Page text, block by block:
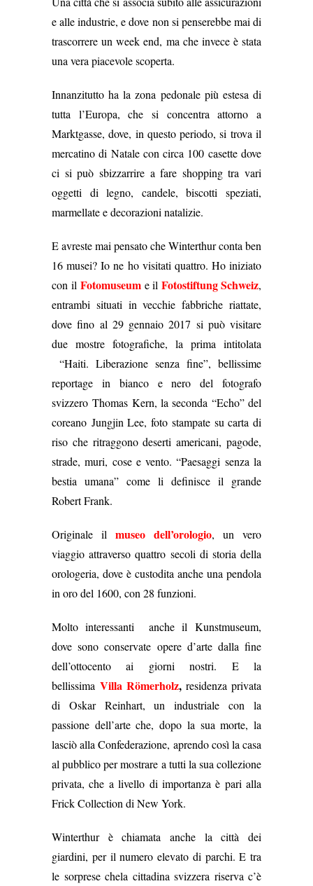
e alle industrie, e dove non si penserebbe mai di
trascorrere un week end, ma che invece è stata
una vera piacevole scoperta.
Innanzitutto ha la zona pedonale più estesa di
tutta l’Europa, che si concentra attorno a
Marktgasse, dove, in questo periodo, si trova il
mercatino di Natale con circa 100 casette dove
ci si può sbizzarrire a fare shopping tra vari
oggetti di legno, candele, biscotti speziati,
marmellate e decorazioni natalizie.
E avreste mai pensato che Winterthur conta ben
16 musei? Io ne ho visitati quattro. Ho iniziato
con il Fotomuseum e il Fotostiftung Schweiz,
entrambi situati in vecchie fabbriche riattate,
dove fino al 29 gennaio 2017 si può visitare
due mostre fotografiche, la prima intitolata
“Haiti. Liberazione senza fine”, bellissime
reportage in bianco e nero del fotografo
svizzeroThomas Kern, la seconda “Echo” del
coreano Jungjin Lee, fotostampate su carta di
riso che ritraggono deserti americani, pagode,
strade, muri, cose e vento. “Paesaggi senza la
bestia umana” come li definisce il grande
Robert Frank.
Originale il museo dell’orologio, un vero
viaggio attraverso quattro secoli di storia della
orologeria, dove è custodita anche una pendola
in oro del 1600, con 28 funzioni.
Molto interessanti anche il Kunstmuseum,
dove sono conservate opere d’arte dalla fine
dell’ottocento ai giorni nostri. E la
bellissima Villa Römerholz, residenza privata
di Oskar Reinhart, un industriale con la
passione dell’arte che, dopo la sua morte, la
lasciò alla Confederazione, aprendo così la casa
al pubblico per mostrare a tutti la sua collezione
privata, che a livello di importanza è pari alla
Frick Collection di New York.
Winterthur è chiamata anche la città dei
giardini, per il numero elevato di parchi. E tra
le sorprese chela cittadina svizzera riserva c’è